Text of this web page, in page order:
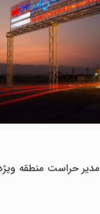
مدیر حراست منطقه